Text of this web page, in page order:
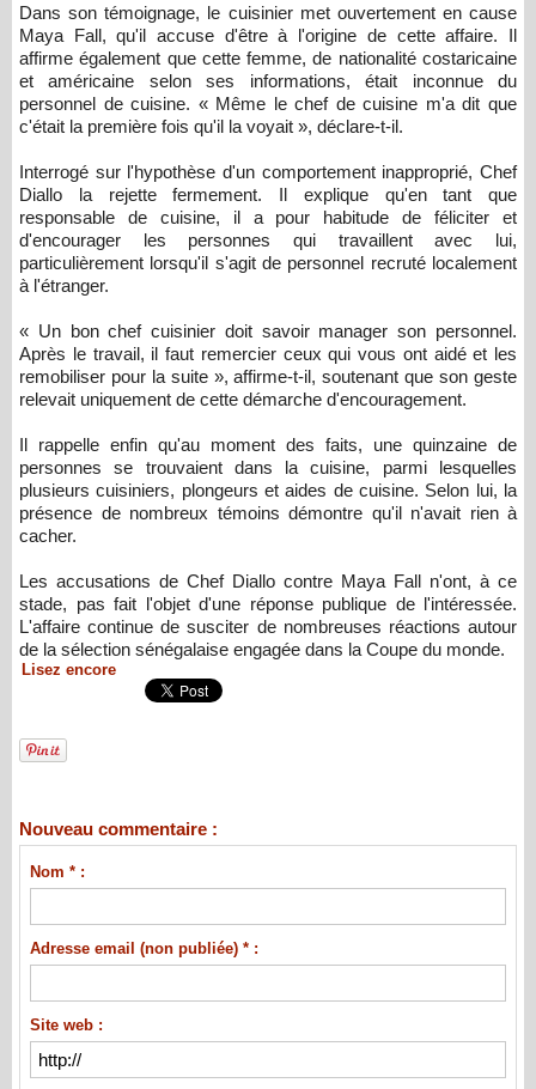
Dans son témoignage, le cuisinier met ouvertement en cause
Maya Fall, qu'il accuse d'être à l'origine de cette affaire. Il
affirme également que cette femme, de nationalité costaricaine
et américaine selon ses informations, était inconnue du
personnel de cuisine. « Même le chef de cuisine m'a dit que
c'était la première fois qu'il la voyait », déclare-t-il.
Interrogé sur l'hypothèse d'un comportement inapproprié, Chef
Diallo la rejette fermement. Il explique qu'en tant que
responsable de cuisine, il a pour habitude de féliciter et
d'encourager les personnes qui travaillent avec lui,
particulièrement lorsqu'il s'agit de personnel recruté localement
à l'étranger.
« Un bon chef cuisinier doit savoir manager son personnel.
Après le travail, il faut remercier ceux qui vous ont aidé et les
remobiliser pour la suite », affirme-t-il, soutenant que son geste
relevait uniquement de cette démarche d'encouragement.
Il rappelle enfin qu'au moment des faits, une quinzaine de
personnes se trouvaient dans la cuisine, parmi lesquelles
plusieurs cuisiniers, plongeurs et aides de cuisine. Selon lui, la
présence de nombreux témoins démontre qu'il n'avait rien à
cacher.
Les accusations de Chef Diallo contre Maya Fall n'ont, à ce
stade, pas fait l'objet d'une réponse publique de l'intéressée.
L'affaire continue de susciter de nombreuses réactions autour
de la sélection sénégalaise engagée dans la Coupe du monde.
Lisez encore
Nouveau commentaire :
Nom * :
Adresse email (non publiée) * :
Site web :